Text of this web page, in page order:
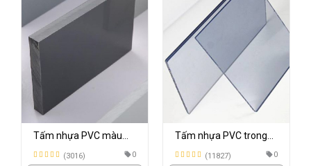
Tấm nhựa PVC trong
suốt cứng giá rẻ
(11827) 0
Tấm PVC màu ngà
Trung Quốc
(1930) 0